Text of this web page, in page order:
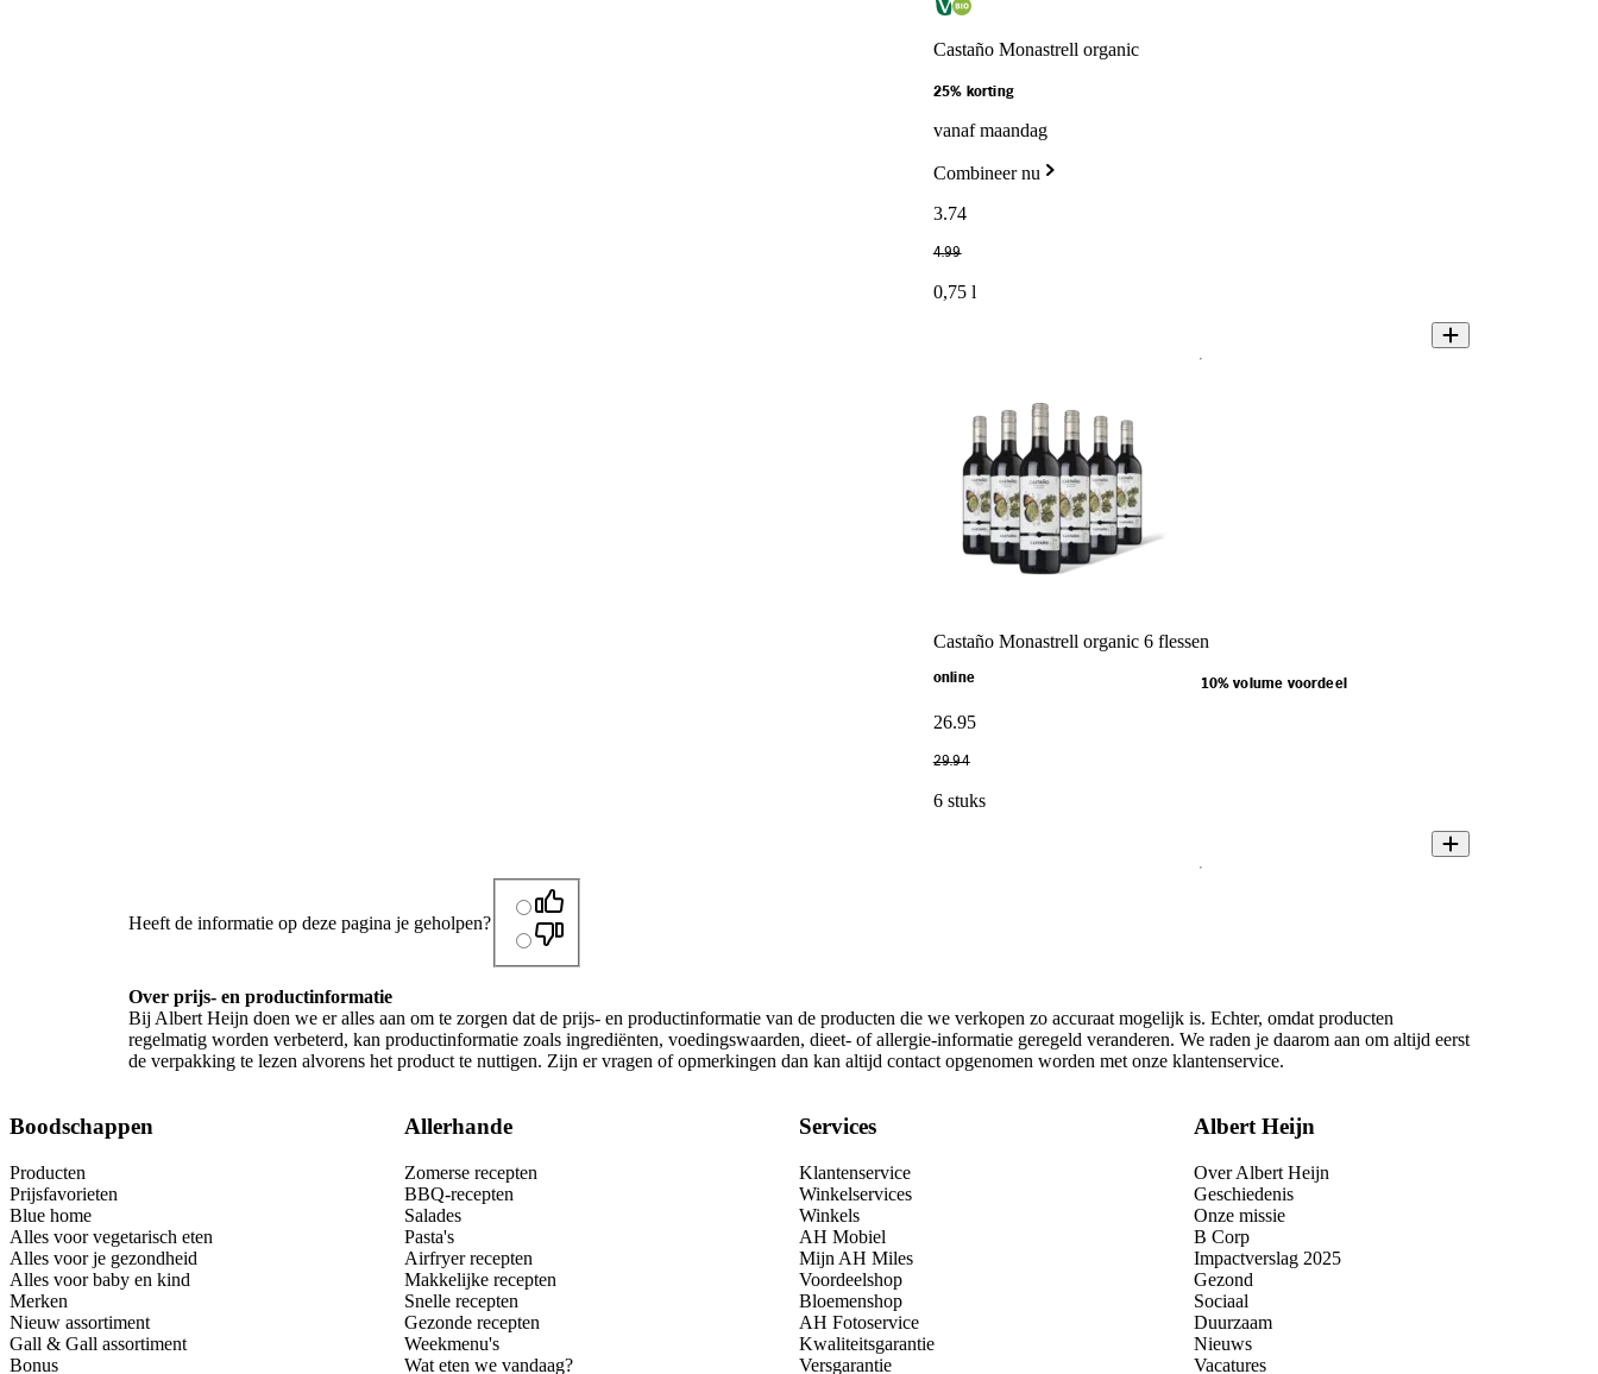
Castaño Monastrell organic
25% korting
vanaf maandag
Combineer nu
3.74
4.99
0,75 l
Castaño Monastrell organic 6 flessen
online 10% volume voordeel
26.95
29.94
6 stuks
Heeft de informatie op deze pagina je geholpen?
Over prijs- en productinformatie
Bij Albert Heijn doen we er alles aan om te zorgen dat de prijs- en productinformatie van de producten die we verkopen zo accuraat mogelijk is. Echter, omdat producten
regelmatig worden verbeterd, kan productinformatie zoals ingrediënten, voedingswaarden, dieet- of allergie-informatie geregeld veranderen. We raden je daarom aan om altijd eerst
de verpakking te lezen alvorens het product te nuttigen. Zijn er vragen of opmerkingen dan kan altijd contact opgenomen worden met onze klantenservice.
Boodschappen
Producten
Prijsfavorieten
Blue home
Alles voor vegetarisch eten
Alles voor je gezondheid
Alles voor baby en kind
Merken
Nieuw assortiment
Gall & Gall assortiment
Bonus
Allerhande
Zomerse recepten
BBQ-recepten
Salades
Pasta's
Airfryer recepten
Makkelijke recepten
Snelle recepten
Gezonde recepten
Weekmenu's
Wat eten we vandaag?
Services
Klantenservice
Winkelservices
Winkels
AH Mobiel
Mijn AH Miles
Voordeelshop
Bloemenshop
AH Fotoservice
Kwaliteitsgarantie
Versgarantie
Albert Heijn
Over Albert Heijn
Geschiedenis
Onze missie
B Corp
Impactverslag 2025
Gezond
Sociaal
Duurzaam
Nieuws
Vacatures